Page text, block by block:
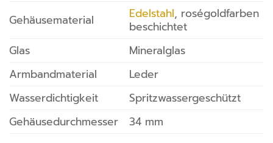
Gehäusematerial
Edelstahl, roségoldfarben
beschichtet
Glas
Mineralglas
Armbandmaterial
Leder
Wasserdichtigkeit
Spritzwassergeschützt
Gehäusedurchmesser
34 mm